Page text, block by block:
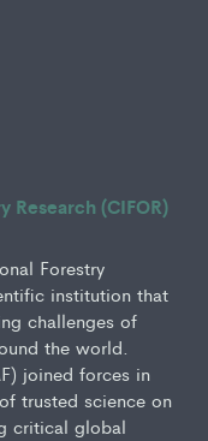
Research (CIFOR)
Forestry
institution that
challenges of
the world.
joined forces in
trusted science on
critical global